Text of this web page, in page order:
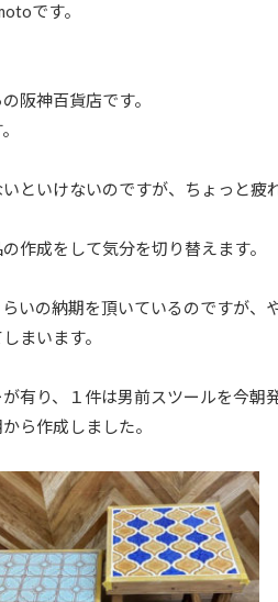
です。
阪神百貨店です。
といけないのですが、ちょっと疲
作成をして気分を切り替えます。
いの納期を頂いているのですが、
まいます。
有り、１件は男前スツールを今朝
ら作成しました。